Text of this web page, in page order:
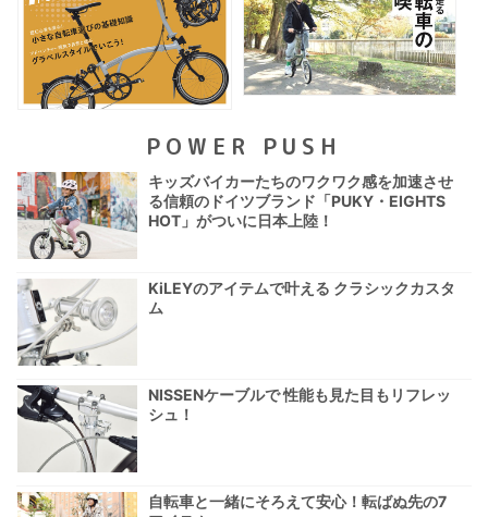
POWER PUSH
キッズバイカーたちのワクワク感を加速させ
る信頼のドイツブランド「PUKY・EIGHTS
HOT」がついに日本上陸！
KiLEYのアイテムで叶える クラシックカスタ
ム
NISSENケーブルで 性能も見た目もリフレッ
シュ！
自転車と一緒にそろえて安心！転ばぬ先の7